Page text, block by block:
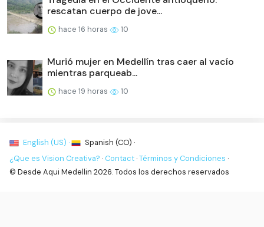
rescatan cuerpo de jove...
hace 16 horas 10
Murió mujer en Medellín tras caer al vacío
mientras parqueab...
hace 19 horas 10
English (US) ·
Spanish (CO) ·
¿Que es Vision Creativa? · Contact ·Términos y Condiciones ·
© Desde Aqui Medellin 2026. Todos los derechos reservados